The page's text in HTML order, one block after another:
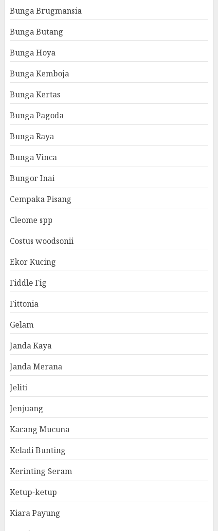
Bunga Brugmansia
Bunga Butang
Bunga Hoya
Bunga Kemboja
Bunga Kertas
Bunga Pagoda
Bunga Raya
Bunga Vinca
Bungor Inai
Cempaka Pisang
Cleome spp
Costus woodsonii
Ekor Kucing
Fiddle Fig
Fittonia
Gelam
Janda Kaya
Janda Merana
Jeliti
Jenjuang
Kacang Mucuna
Keladi Bunting
Kerinting Seram
Ketup-ketup
Kiara Payung